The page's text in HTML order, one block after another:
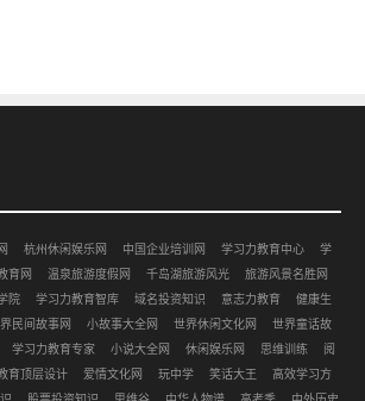
杭州休闲娱乐网 中国企业培训网 学习力教育中心
学
育网 温泉旅游度假网 千岛湖旅游风光
旅游风景名胜网
院 学习力教育智库 域名投资知识 意志力教育
健康生
民间故事网 小故事大全网 世界休闲文化网
世界童话故
学习力教育专家 小说大全网 休闲娱乐网 思维训练
阅
育顶层设计 爱情文化网 玩中学 笑话大王
高效学习方